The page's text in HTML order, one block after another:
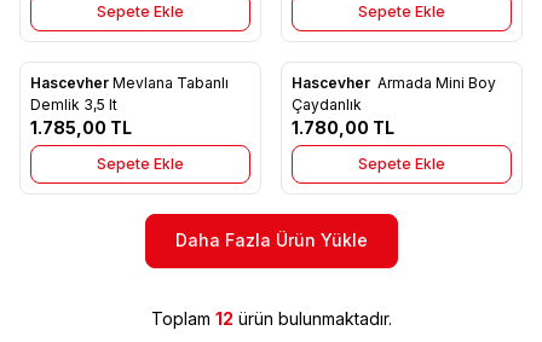
Sepete Ekle Sepete Ekle
Favorilere Ekle
4
Hascevher Mevlana Tabanlı
Demlik 3,5 lt
1.785,00 TL
Sepete Ekle
Favorilere Ekle
3
Hascevher Armada Mini Boy
Çaydanlık
1.780,00 TL
Sepete Ekle
Daha Fazla Ürün Yükle
Toplam 12 ürün bulunmaktadır.